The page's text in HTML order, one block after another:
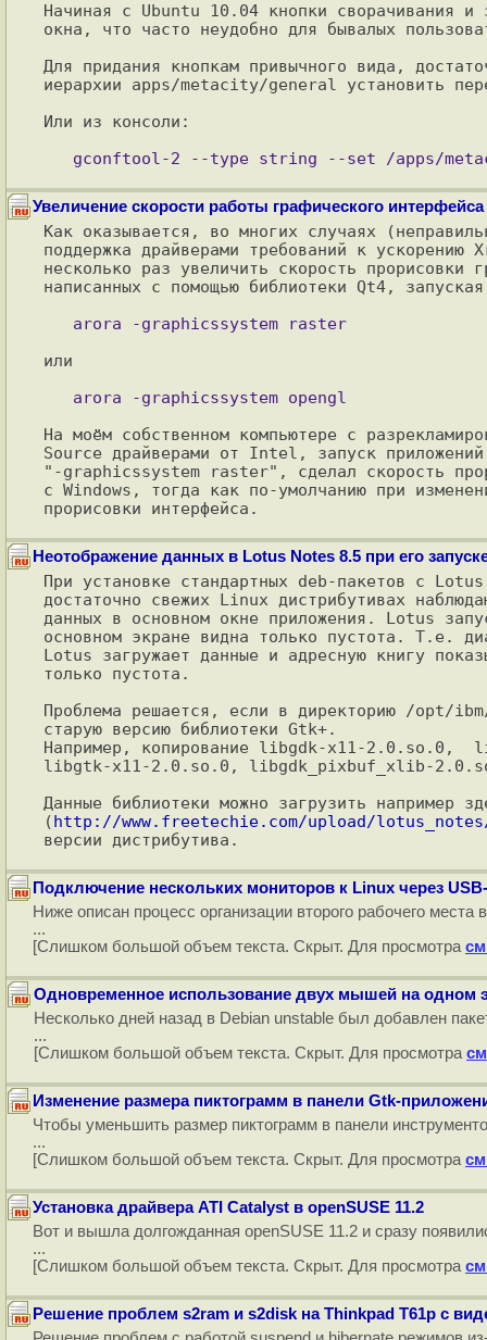
Начиная с Ubuntu 10.04 кнопки сворачивания и
окна, что часто неудобно для бывалых
Для придания кнопкам привычного вида,
иерархии apps/metacity/general установить
Или из консоли:
Увеличение скорости работы графического
Как оказывается, во многих случаях
поддержка драйверами требований к ускорению
несколько раз увеличить скорость прорисовки
написанных с помощью библиотеки Qt4,
или
На моём собственном компьютере с
Source драйверами от Intel, запуск
"-graphicssystem raster", сделал скорость
с Windows, тогда как по-умолчанию при
Неотображение данных в Lotus Notes 8.5 при его
При установке стандартных deb-пакетов с
достаточно свежих Linux дистрибутивах
данных в основном окне приложения. Lotus
основном экране видна только пустота. Т.е.
Lotus загружает данные и адресную книгу
только пустота.
Проблема решается, если в директорию /opt/
старую версию библиотеки Gtk+.
Например, копирование libgdk-x11-2.0.so.0,
libgtk-x11-2.0.so.0, libgdk_pixbuf_xlib-
Данные библиотеки можно загрузить например
(http://www.freetechie.com/upload/
Подключение нескольких мониторов к Linux через
Ниже описан процесс организации второго рабочего
...
[Слишком большой объем текста. Скрыт. Для просмотра
Одновременное использование двух мышей на одном
Несколько дней назад в Debian unstable был добавлен
...
[Слишком большой объем текста. Скрыт. Для просмотра
Изменение размера пиктограмм в панели Gtk-
Чтобы уменьшить размер пиктограмм в панели
...
[Слишком большой объем текста. Скрыт. Для просмотра
Установка драйвера ATI Catalyst в openSUSE 11.2
Вот и вышла долгожданная openSUSE 11.2 и сразу
...
[Слишком большой объем текста. Скрыт. Для просмотра
Решение проблем s2ram и s2disk на Thinkpad T61p с